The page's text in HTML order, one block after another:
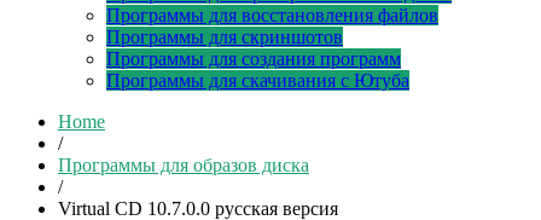
Программы для восстановления файлов
Программы для скриншотов
Программы для создания программ
Программы для скачивания с Ютуба
Home
/
Программы для образов диска
/
Virtual CD 10.7.0.0 русская версия